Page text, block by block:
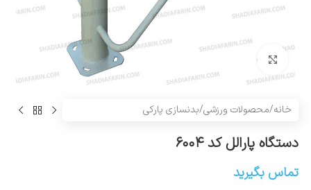
بزرگنمایی تصویر
خانه/محصولات ورزشی/بدنسازی پارکی
دستگاه پارالل کد ۶۰۰۴
تماس بگیرید